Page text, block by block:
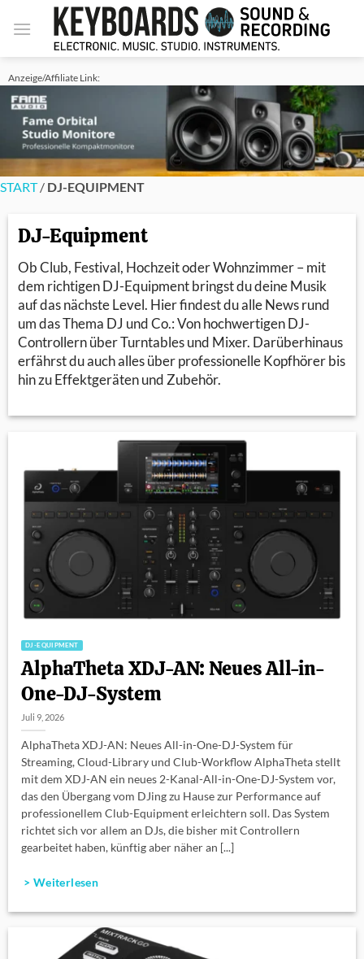
Inhalt
Anzeige/Affiliate Link:
START/ DJ-EQUIPMENT
DJ-Equipment
Ob Club, Festival, Hochzeit oder Wohnzimmer – mit
dem richtigen DJ-Equipment bringst du deine Musik
auf das nächste Level. Hier findest du alle News rund
um das Thema DJ und Co.: Von hochwertigen DJ-
Controllern über Turntables und Mixer. Darüberhinaus
erfährst du auch alles über professionelle Kopfhörer bis
hin zu Effektgeräten und Zubehör.
DJ-EQUIPMENT
AlphaTheta XDJ-AN: Neues All-in-
One-DJ-System
Juli 9, 2026
AlphaTheta XDJ-AN: Neues All-in-One-DJ-System für
Streaming, Cloud-Library und Club-Workflow AlphaTheta stellt
mit dem XDJ-AN ein neues 2-Kanal-All-in-One-DJ-System vor,
das den Übergang vom DJing zu Hause zur Performance auf
professionellem Club-Equipment erleichtern soll. Das System
richtet sich vor allem an DJs, die bisher mit Controllern
gearbeitet haben, künftig aber näher an [...]
> Weiterlesen